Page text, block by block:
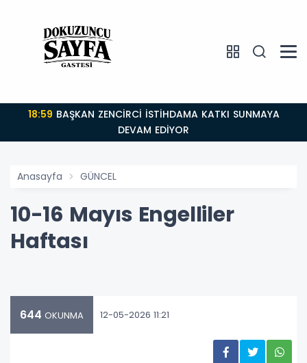
18:59
DEVAM EDİYOR
Anasayfa GÜNCEL
10-16 Mayıs Engelliler
Haftası
644 OKUNMA 12-05-2026 11:21